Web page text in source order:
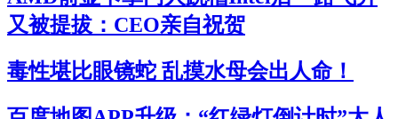
又被提拔：CEO亲自祝贺
毒性堪比眼镜蛇 乱摸水母会出人命！